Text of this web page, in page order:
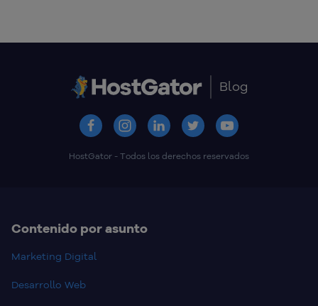
Blog
HostGator - Todos los derechos reservados
Contenido por asunto
Marketing Digital
Desarrollo Web